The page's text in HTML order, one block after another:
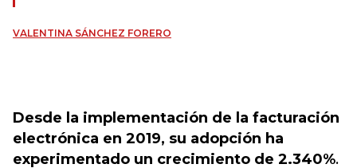
VALENTINA SÁNCHEZ FORERO
Desde la implementación de la facturación
electrónica en 2019, su adopción ha
experimentado un crecimiento de 2.340%.